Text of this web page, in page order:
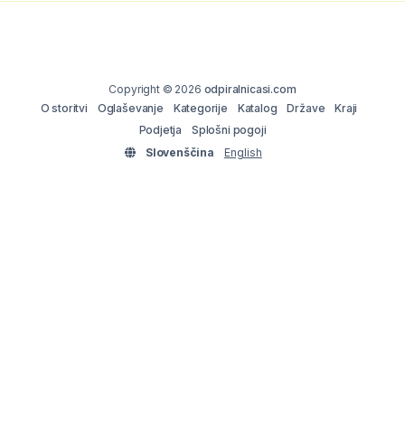
Copyright © 2026 odpiralnicasi.com
O storitvi
Oglaševanje Kategorije Katalog Države
Kraji
Podjetja
Splošni pogoji
Slovenščina
English